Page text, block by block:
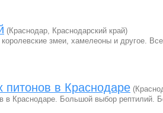
(Краснодар, Краснодарский край)
змеи, хамелеоны и другое.
питонов в Краснодаре
в Краснодаре. Большой выбор рептилий.